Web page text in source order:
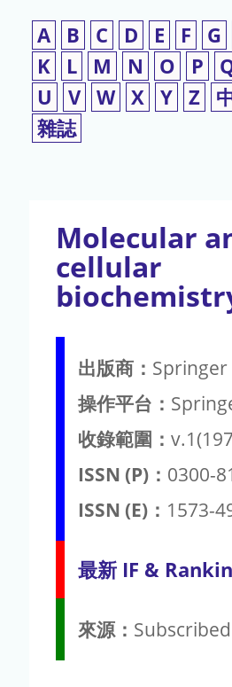
A B C D E F G
K
L M N O P
U
V W X Y Z
雜誌
Molecular
cellular
出版商： Springer
操作平台：
收錄範圍：
ISSN (P)： 0300-
ISSN (E)： 1573-
最新 IF &
來源： Subscribed